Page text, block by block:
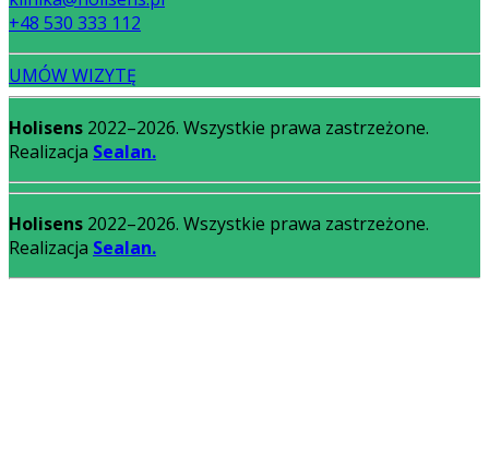
+48 530 333 112
UMÓW WIZYTĘ
Holisens 2022–2026. Wszystkie prawa zastrzeżone.
Realizacja Sealan.
Holisens 2022–2026. Wszystkie prawa zastrzeżone.
Realizacja Sealan.